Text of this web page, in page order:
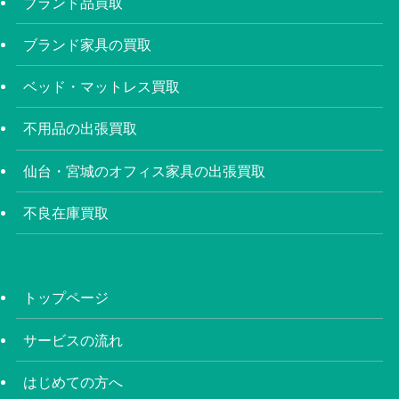
ブランド家具の買取
ベッド・マットレス買取
不用品の出張買取
仙台・宮城のオフィス家具の出張買取
不良在庫買取
トップページ
サービスの流れ
はじめての方へ